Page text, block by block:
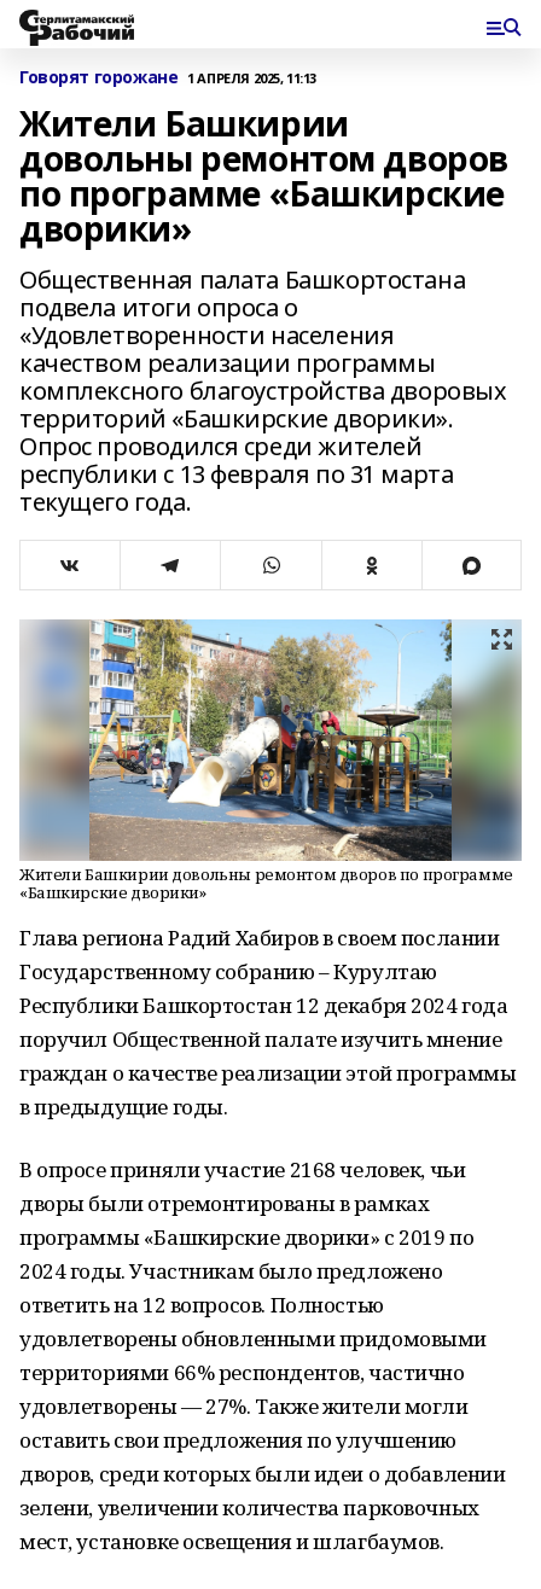
Говорят горожане 1 АПРЕЛЯ 2025, 11:13
Жители Башкирии
довольны ремонтом дворов
по программе «Башкирские
дворики»
Общественная палата Башкортостана
подвела итоги опроса о
«Удовлетворенности населения
качеством реализации программы
комплексного благоустройства дворовых
территорий «Башкирские дворики».
Опрос проводился среди жителей
республики с 13 февраля по 31 марта
текущего года.
Жители Башкирии довольны ремонтом дворов по программе
«Башкирские дворики»
Глава региона Радий Хабиров в своем послании
Государственному собранию – Курултаю
Республики Башкортостан 12 декабря 2024 года
поручил Общественной палате изучить мнение
граждан о качестве реализации этой программы
в предыдущие годы.
В опросе приняли участие 2168 человек, чьи
дворы были отремонтированы в рамках
программы «Башкирские дворики» с 2019 по
2024 годы. Участникам было предложено
ответить на 12 вопросов. Полностью
удовлетворены обновленными придомовыми
территориями 66% респондентов, частично
удовлетворены — 27%. Также жители могли
оставить свои предложения по улучшению
дворов, среди которых были идеи о добавлении
зелени, увеличении количества парковочных
мест, установке освещения и шлагбаумов.